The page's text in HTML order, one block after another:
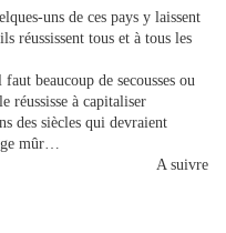
uns de ces pays y laissent
réussissent tous et à tous les
beaucoup de secousses ou
réussisse à capitaliser
des siècles qui devraient
mûr…
A suivre